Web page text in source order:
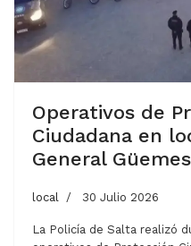
Operativos de
Ciudadana en
General Güemes
local 30 Julio 2026
La Policía de Salta realizó